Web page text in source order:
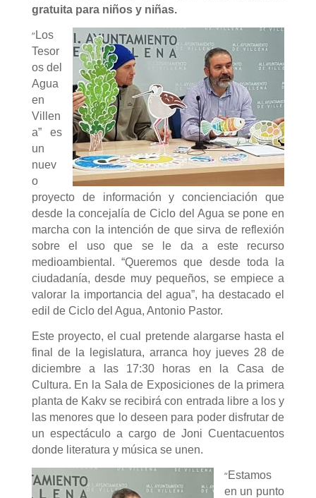
gratuita para niños y niñas.
“Los
Tesor
os del
Agua
en
Villen
a” es
un
nuev
o
proyecto de información y concienciación que
desde la concejalía de Ciclo del Agua se pone en
marcha con la intención de que sirva de reflexión
sobre el uso que se le da a este recurso
medioambiental. “Queremos que desde toda la
ciudadanía, desde muy pequeños, se empiece a
valorar la importancia del agua”, ha destacado el
edil de Ciclo del Agua, Antonio Pastor.
Este proyecto, el cual pretende alargarse hasta el
final de la legislatura, arranca hoy jueves 28 de
diciembre a las 17:30 horas en la Casa de
Cultura. En la Sala de Exposiciones de la primera
planta de Kakv se recibirá con entrada libre a los y
las menores que lo deseen para poder disfrutar de
un espectáculo a cargo de Joni Cuentacuentos
donde literatura y música se unen.
“Estamos
en un punto